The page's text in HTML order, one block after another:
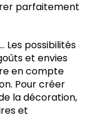
parfaitement
Les possibilités
et envies
en compte
Pour créer
la décoration,
et